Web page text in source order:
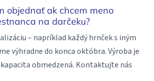
objednať ak chcem meno
na darčeku?
– napríklad každý hrnček s iným
výhradne do konca októbra. Výroba je
obmedzená. Kontaktujte nás